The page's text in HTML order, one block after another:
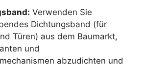
Verwenden Sie
Dichtungsband (für
Türen) aus dem Baumarkt,
und
abzudichten und